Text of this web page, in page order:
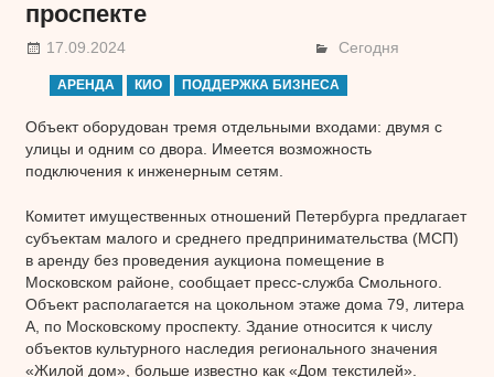
проспекте
17.09.2024 Сегодня
АРЕНДА КИО ПОДДЕРЖКА БИЗНЕСА
Объект оборудован тремя отдельными входами: двумя с
улицы и одним со двора. Имеется возможность
подключения к инженерным сетям.
Комитет имущественных отношений Петербурга предлагает
субъектам малого и среднего предпринимательства (МСП)
в аренду без проведения аукциона помещение в
Московском районе, сообщает пресс-служба Смольного.
Объект располагается на цокольном этаже дома 79, литера
А, по Московскому проспекту. Здание относится к числу
объектов культурного наследия регионального значения
«Жилой дом», больше известно как «Дом текстилей».